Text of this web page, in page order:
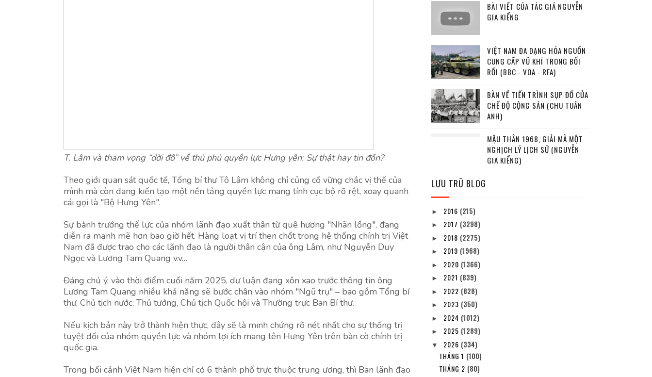
T. Lâm và tham vọng “dời đô” về thủ phủ quyền lực Hưng yên: Sự thật hay tin đồn?
Theo giới quan sát quốc tế, Tổng bí thư Tô Lâm không chỉ củng cố vững chắc vị thế của
mình mà còn đang kiến tạo một nền tảng quyền lực mang tính cục bộ rõ rệt, xoay quanh
cái gọi là "Bộ Hưng Yên".
Sự bành trướng thế lực của nhóm lãnh đạo xuất thân từ quê hương "Nhãn lồng", đang
diễn ra mạnh mẽ hơn bao giờ hết. Hàng loạt vị trí then chốt trong hệ thống chính trị Việt
Nam đã được trao cho các lãnh đạo là người thân cận của ông Lâm, như Nguyễn Duy
Ngọc và Lương Tam Quang v.v…
Đáng chú ý, vào thời điểm cuối năm 2025, dư luận đang xôn xao trước thông tin ông
Lương Tam Quang nhiều khả năng sẽ bước chân vào nhóm "Ngũ trụ" – bao gồm Tổng bí
thư, Chủ tịch nước, Thủ tướng, Chủ tịch Quốc hội và Thường trực Ban Bí thư.
Nếu kịch bản này trở thành hiện thực, đây sẽ là minh chứng rõ nét nhất cho sự thống trị
tuyệt đối của nhóm quyền lực và nhóm lợi ích mang tên Hưng Yên trên bàn cờ chính trị
quốc gia.
Trong bối cảnh Việt Nam hiện chỉ có 6 thành phố trực thuộc trung ương, thì Ban lãnh đạo
BÀI VIẾT CỦA TÁC GIẢ NGUYỄN
GIA KIỂNG
VIỆT NAM ĐA DẠNG HÓA NGUỒN
CUNG CẤP VŨ KHÍ TRONG BỐI
RỐI (BBC - VOA - RFA)
BÀN VỀ TIẾN TRÌNH SỤP ĐỔ CỦA
CHẾ ĐỘ CỘNG SẢN (CHU TUẤN
ANH)
MẬU THÂN 1968, GIẢI MÃ MỘT
NGHỊCH LÝ LỊCH SỬ (NGUYỄN
GIA KIỂNG)
LƯU TRỮ BLOG
► 2016 (215)
► 2017 (3298)
► 2018 (2275)
► 2019 (1968)
► 2020 (1366)
► 2021 (839)
► 2022 (828)
► 2023 (350)
► 2024 (1012)
► 2025 (1289)
▼ 2026 (334)
THÁNG 1 (100)
THÁNG 2 (80)